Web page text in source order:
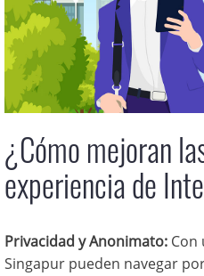
¿Cómo mejoran
experiencia de
Privacidad y Anonimato: Con
Singapur pueden navegar